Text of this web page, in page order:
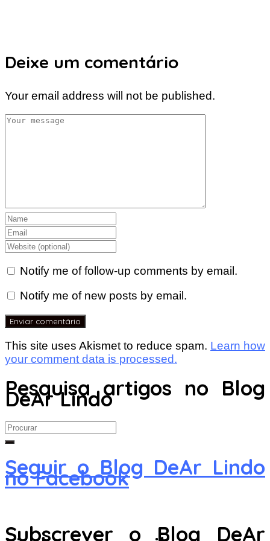
Deixe um comentário
Your email address will not be published.
Notify me of follow-up comments by email.
Notify me of new posts by email.
This site uses Akismet to reduce spam. Learn how
your comment data is processed.
Pesquisa artigos no Blog
DeAr Lindo
Search
for:
Seguir o Blog DeAr Lindo
no Facebook
Subscrever o Blog DeAr